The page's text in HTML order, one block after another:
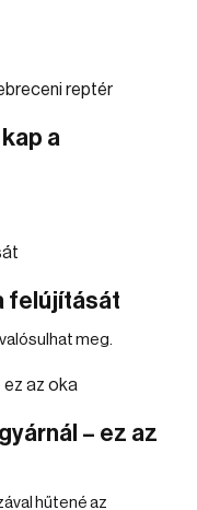
a
felújítását
meg.
– ez az
hűtené az